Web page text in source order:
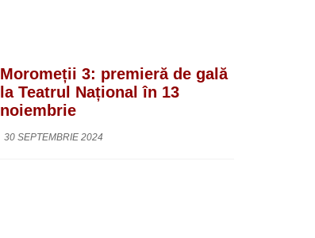
Moromeții 3: premieră de gală
la Teatrul Național în 13
noiembrie
30 SEPTEMBRIE 2024